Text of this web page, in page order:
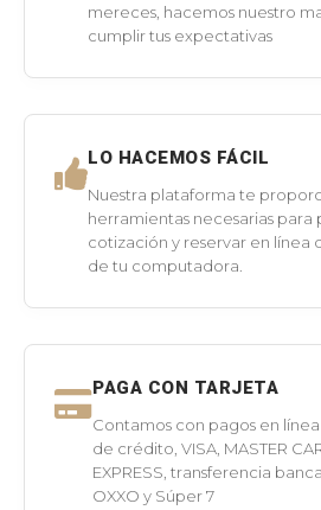
mereces, hacemos nuestro
cumplir tus expectativas
LO HACEMOS FÁCIL
Nuestra plataforma te
herramientas necesarias
cotización y reservar en línea
de tu computadora.
PAGA CON TARJETA
Contamos con pagos en
de crédito, VISA, MASTER
EXPRESS, transferencia
OXXO y Súper 7